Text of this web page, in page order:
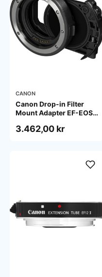
CANON
Canon Drop-in Filter
Mount Adapter EF-EOS
ND Filter A
3.462,00 kr